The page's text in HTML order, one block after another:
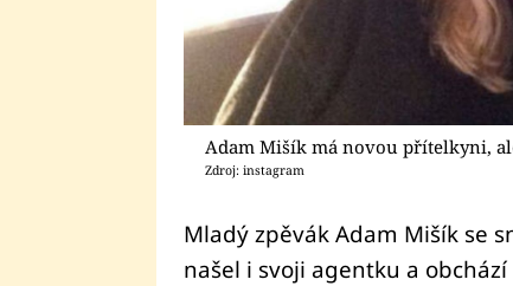
Adam Mišík má novou přítelkyni,
Zdroj: instagram
Mladý zpěvák Adam Mišík se
našel i svoji agentku a